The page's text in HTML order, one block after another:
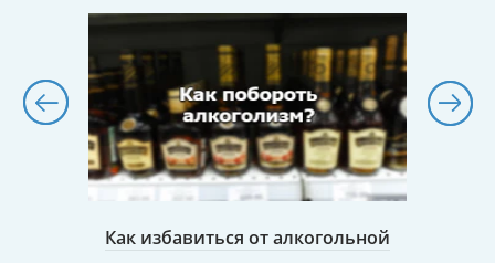
Как избавиться от алкогольной